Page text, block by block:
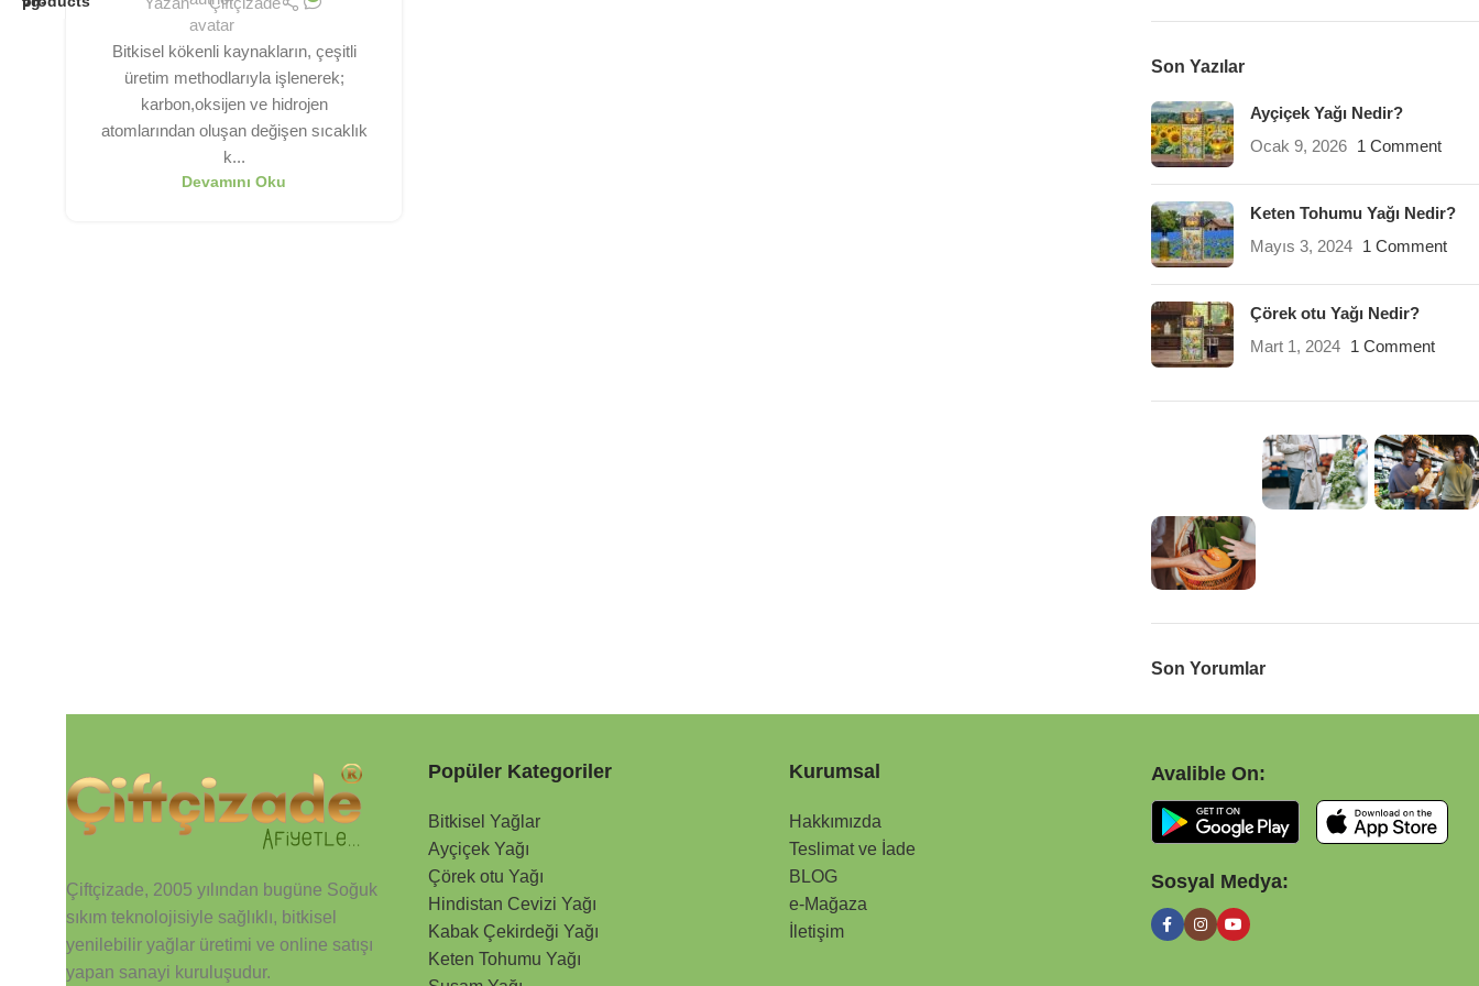
Bitkisel kökenli kaynakların, çeşitli
üretim methodlarıyla işlenerek;
karbon,oksijen ve hidrojen
atomlarından oluşan değişen sıcaklık
k...
Devamını Oku
Son Yazılar
Ayçiçek Yağı Nedir?
Ocak 9, 2026
1 Comment
Keten Tohumu Yağı Nedir?
Mayıs 3, 2024
1 Comment
Çörek otu Yağı Nedir?
Mart 1, 2024
1 Comment
Son Yorumlar
Çiftçizade, 2005 yılından bugüne Soğuk
sıkım teknolojisiyle sağlıklı, bitkisel
yenilebilir yağlar üretimi ve online satışı
yapan sanayi kuruluşudur.
Popüler Kategoriler
Bitkisel Yağlar
Ayçiçek Yağı
Çörek otu Yağı
Hindistan Cevizi Yağı
Kabak Çekirdeği Yağı
Keten Tohumu Yağı
Kurumsal
Hakkımızda
Teslimat ve İade
BLOG
e-Mağaza
İletişim
Avalible On:
Sosyal Medya: